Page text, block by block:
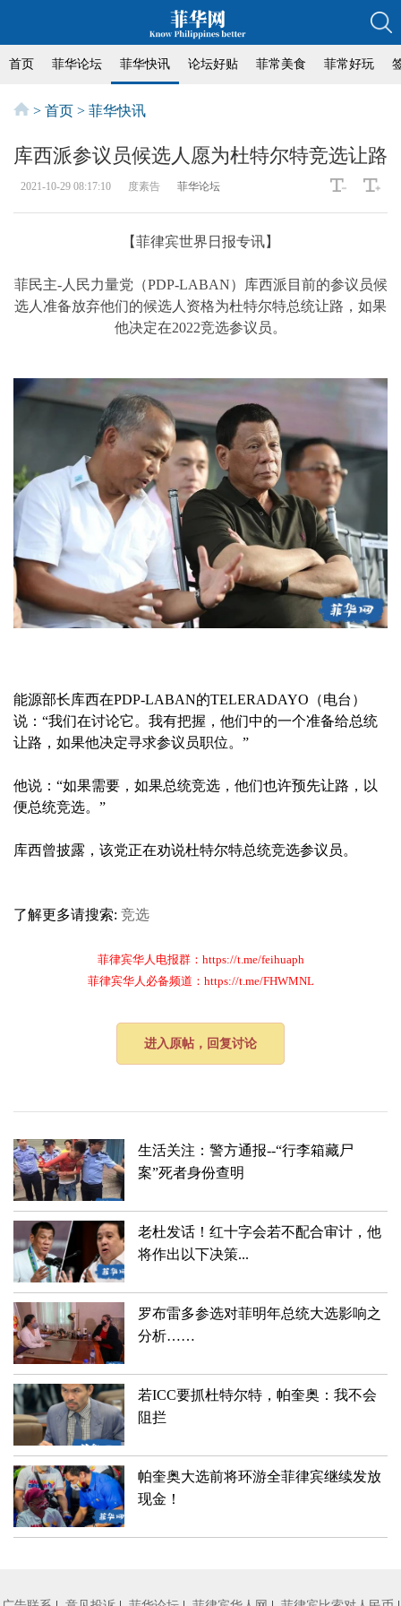
首页 菲华论坛 菲华快讯 论坛好贴 菲常美食 菲常好玩
> 首页 > 菲华快讯
库西派参议员候选人愿为杜特尔特竞选让路
2021-10-29 08:17:10 度素告 菲华论坛
【菲律宾世界日报专讯】
菲民主-人民力量党（PDP-LABAN）库西派目前的参议员候
选人准备放弃他们的候选人资格为杜特尔特总统让路，如果
他决定在2022竞选参议员。
能源部长库西在PDP-LABAN的TELERADAYO（电台）
说：“我们在讨论它。我有把握，他们中的一个准备给总统
让路，如果他决定寻求参议员职位。”
他说：“如果需要，如果总统竞选，他们也许预先让路，以
便总统竞选。”
库西曾披露，该党正在劝说杜特尔特总统竞选参议员。
了解更多请搜索: 竞选
菲律宾华人电报群：https://t.me/feihuaph
菲律宾华人必备频道：https://t.me/FHWMNL
进入原帖，回复讨论
生活关注：警方通报--“行李箱藏尸
案”死者身份查明
老杜发话！红十字会若不配合审计，他
将作出以下决策...
罗布雷多参选对菲明年总统大选影响之
分析……
若ICC要抓杜特尔特，帕奎奥：我不会
阻拦
帕奎奥大选前将环游全菲律宾继续发放
现金！